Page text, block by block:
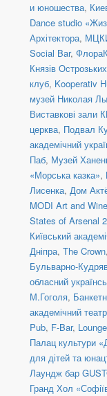
и юношества,
Dance studio
Архітектора,
Social Bar,
Князів
клуб, Kooperativ
музей Николая
Виставкові зали
церква, Подвал
академічний
Паб, Музей
«Морська казка»,
Лисенка, Дом
MODI Art and
States of Arsenal 2
Київський
Дніпра, The Crown,
Бульварно-
обласний
М.Гоголя,
академічний
Pub, F-Bar,
Палац культури
для дітей та
Лаундж бар
Гранд Хол